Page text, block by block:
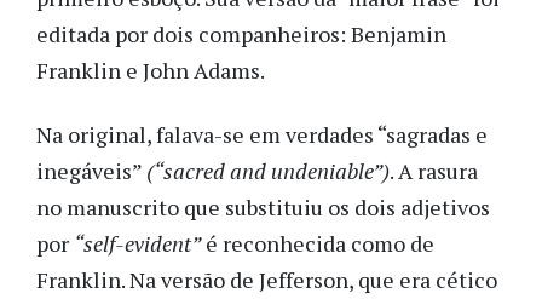
editada por dois companheiros: Benjamin
Franklin e John Adams.
Na original, falava-se em verdades “sagradas e
inegáveis” (“sacred and undeniable”). A rasura
no manuscrito que substituiu os dois adjetivos
por “self-evident”é reconhecida como de
Franklin. Na versão de Jefferson, que era cético